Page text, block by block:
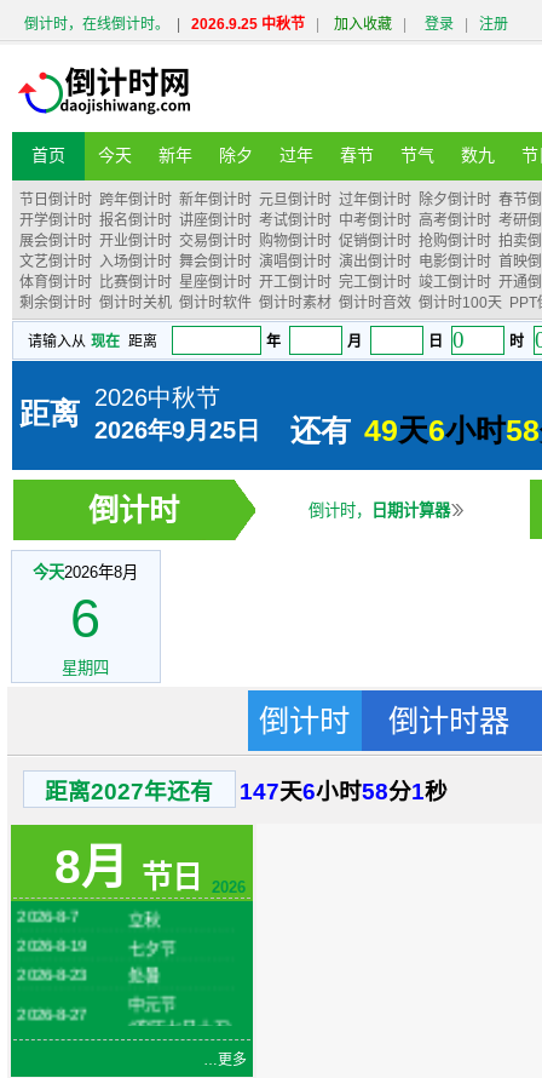
倒计时，在线倒计时。 2026.9.25 中秋节 加入收藏 登录 注册
首页 今天 新年 除夕 过年 春节 节气 数九 节
节日倒计时 跨年倒计时 新年倒计时 元旦倒计时 过年倒计时 除夕倒计时 春节
开学倒计时 报名倒计时 讲座倒计时 考试倒计时 中考倒计时 高考倒计时 考研
展会倒计时 开业倒计时 交易倒计时 购物倒计时 促销倒计时 抢购倒计时 拍卖
文艺倒计时 入场倒计时 舞会倒计时 演唱倒计时 演出倒计时 电影倒计时 首映
体育倒计时 比赛倒计时 星座倒计时 开工倒计时 完工倒计时 竣工倒计时 开通
剩余倒计时 倒计时关机 倒计时软件 倒计时素材 倒计时音效 倒计时100天 PPT
倒计时 倒计时， 日期计算器
今天2026年8月
6
星期四
倒计时 倒计时器
距离2027年还有 147天6小时58分1秒
8月 节日 2026
2026-8-1 建军节
火把节
四)
2026-8-7
立秋
2026-8-19
七夕节
2026-8-23
处暑
中元节
(农历七月十五)
…更多